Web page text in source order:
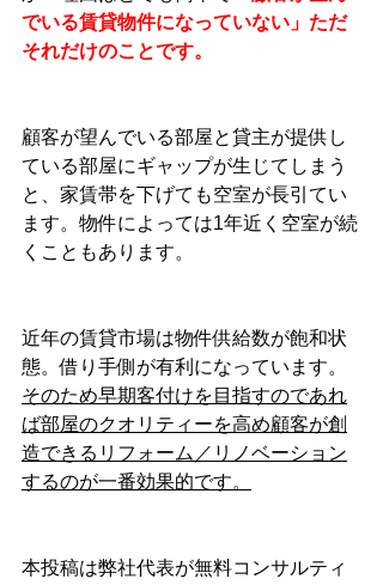
でいる賃貸物件になっていない」ただ
それだけのことです。
顧客が望んでいる部屋と貸主が提供し
ている部屋にギャップが生じてしまう
と、家賃帯を下げても空室が長引てい
ます。物件によっては1年近く空室が続
くこともあります。
近年の賃貸市場は物件供給数が飽和状
態。借り手側が有利になっています。
そのため早期客付けを目指すのであれ
ば部屋のクオリティーを高め顧客が創
造できるリフォーム／リノベーション
するのが一番効果的です。
本投稿は弊社代表が無料コンサルティ